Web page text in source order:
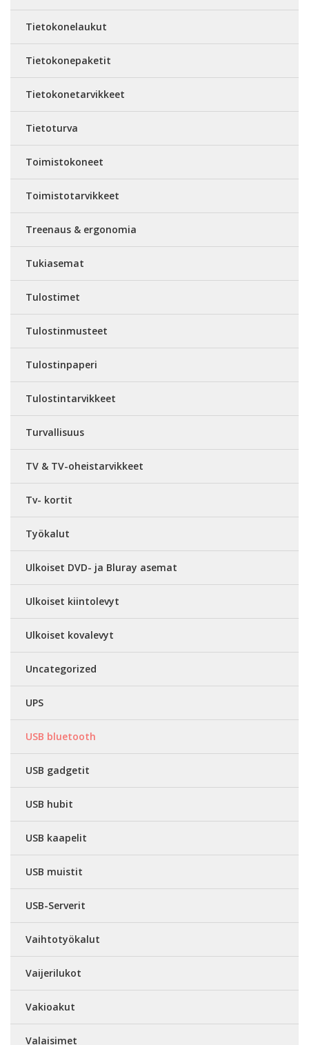
Tietokonelaukut
Tietokonepaketit
Tietokonetarvikkeet
Tietoturva
Toimistokoneet
Toimistotarvikkeet
Treenaus & ergonomia
Tukiasemat
Tulostimet
Tulostinmusteet
Tulostinpaperi
Tulostintarvikkeet
Turvallisuus
TV & TV-oheistarvikkeet
Tv- kortit
Työkalut
Ulkoiset DVD- ja Bluray asemat
Ulkoiset kiintolevyt
Ulkoiset kovalevyt
Uncategorized
UPS
USB bluetooth
USB gadgetit
USB hubit
USB kaapelit
USB muistit
USB-Serverit
Vaihtotyökalut
Vaijerilukot
Vakioakut
Valaisimet